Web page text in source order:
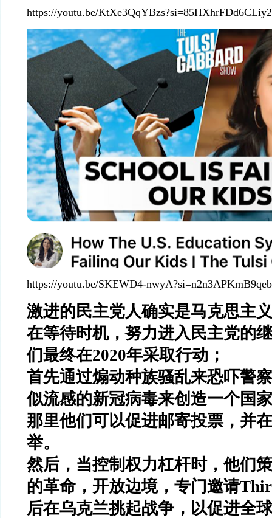
https://youtu.be/
https://youtu.be/SKEWD4-
激进的民主党人确实是马克思主
在等待时机，努力进入民主党的
们最终在2020年采取行动；
首先通过煽动种族骚乱来恐吓警
似流感的新冠病毒来创造一个国
那里他们可以促进邮寄投票，并
举。
然后，当控制权力杠杆时，他们
的革命，开放边境，专门邀请
后在乌克兰挑起战争，以促进全